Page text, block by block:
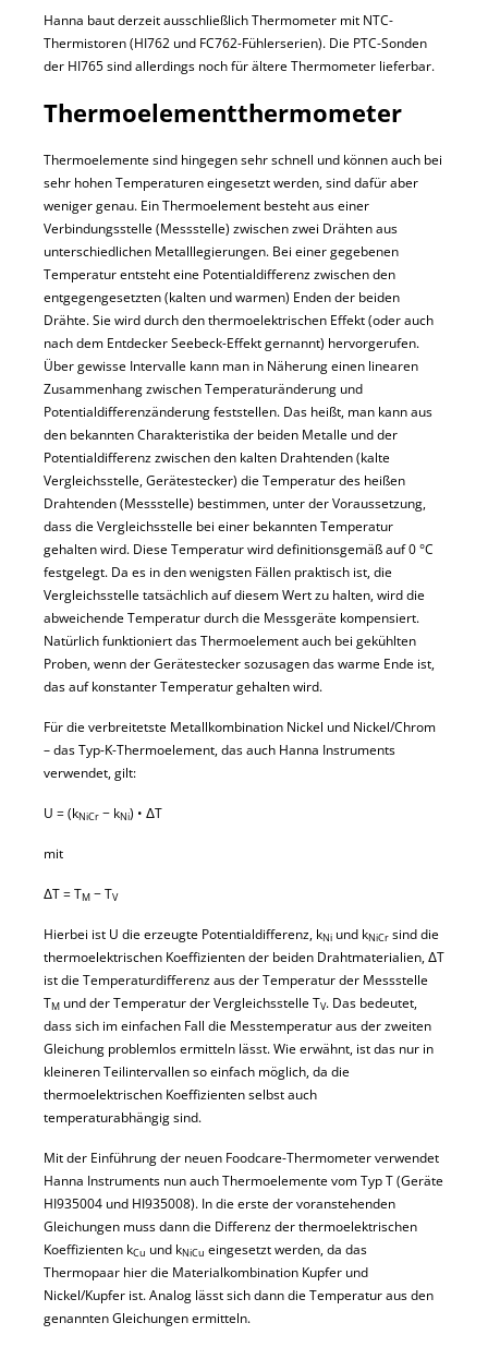
Hanna baut derzeit ausschließlich Thermometer mit NTC-
Thermistoren (HI762 und FC762-Fühlerserien). Die PTC-Sonden
der HI765 sind allerdings noch für ältere Thermometer lieferbar.
Thermoelementthermometer
Thermoelemente sind hingegen sehr schnell und können auch bei
sehr hohen Temperaturen eingesetzt werden, sind dafür aber
weniger genau. Ein Thermoelement besteht aus einer
Verbindungsstelle (Messstelle) zwischen zwei Drähten aus
unterschiedlichen Metalllegierungen. Bei einer gegebenen
Temperatur entsteht eine Potentialdifferenz zwischen den
entgegengesetzten (kalten und warmen) Enden der beiden
Drähte. Sie wird durch den thermoelektrischen Effekt (oder auch
nach dem Entdecker Seebeck-Effekt gernannt) hervorgerufen.
Über gewisse Intervalle kann man in Näherung einen linearen
Zusammenhang zwischen Temperaturänderung und
Potentialdifferenzänderung feststellen. Das heißt, man kann aus
den bekannten Charakteristika der beiden Metalle und der
Potentialdifferenz zwischen den kalten Drahtenden (kalte
Vergleichsstelle, Gerätestecker) die Temperatur des heißen
Drahtenden (Messstelle) bestimmen, unter der Voraussetzung,
dass die Vergleichsstelle bei einer bekannten Temperatur
gehalten wird. Diese Temperatur wird definitionsgemäß auf 0 °C
festgelegt. Da es in den wenigsten Fällen praktisch ist, die
Vergleichsstelle tatsächlich auf diesem Wert zu halten, wird die
abweichende Temperatur durch die Messgeräte kompensiert.
Natürlich funktioniert das Thermoelement auch bei gekühlten
Proben, wenn der Gerätestecker sozusagen das warme Ende ist,
das auf konstanter Temperatur gehalten wird.
Für die verbreitetste Metallkombination Nickel und Nickel/Chrom
– das Typ-K-Thermoelement, das auch Hanna Instruments
verwendet, gilt:
U = (kNiCr − kNi) • ΔT
mit
ΔT = TM − TV
Hierbei ist U die erzeugte Potentialdifferenz, kNi und kNiCr sind die
thermoelektrischen Koeffizienten der beiden Drahtmaterialien, ΔT
ist die Temperaturdifferenz aus der Temperatur der Messstelle
TM und der Temperatur der Vergleichsstelle TV. Das bedeutet,
dass sich im einfachen Fall die Messtemperatur aus der zweiten
Gleichung problemlos ermitteln lässt. Wie erwähnt, ist das nur in
kleineren Teilintervallen so einfach möglich, da die
thermoelektrischen Koeffizienten selbst auch
temperaturabhängig sind.
Mit der Einführung der neuen Foodcare-Thermometer verwendet
Hanna Instruments nun auch Thermoelemente vom Typ T (Geräte
HI935004 und HI935008). In die erste der voranstehenden
Gleichungen muss dann die Differenz der thermoelektrischen
Koeffizienten kCu und kNiCu eingesetzt werden, da das
Thermopaar hier die Materialkombination Kupfer und
Nickel/Kupfer ist. Analog lässt sich dann die Temperatur aus den
genannten Gleichungen ermitteln.